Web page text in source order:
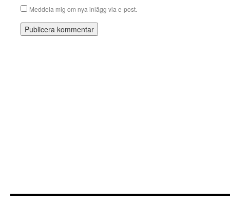
Meddela mig om nya inlägg via e-post.